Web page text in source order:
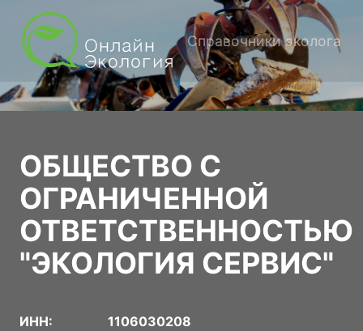
Справочники эколога
ОБЩЕСТВО С
ОГРАНИЧЕННОЙ
ОТВЕТСТВЕННОСТЬЮ
"ЭКОЛОГИЯ СЕРВИС"
ИНН: 1106030208